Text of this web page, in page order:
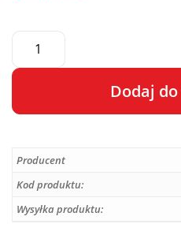
Dodaj
e
Producent
Kod produktu:
Wysyłka produktu: